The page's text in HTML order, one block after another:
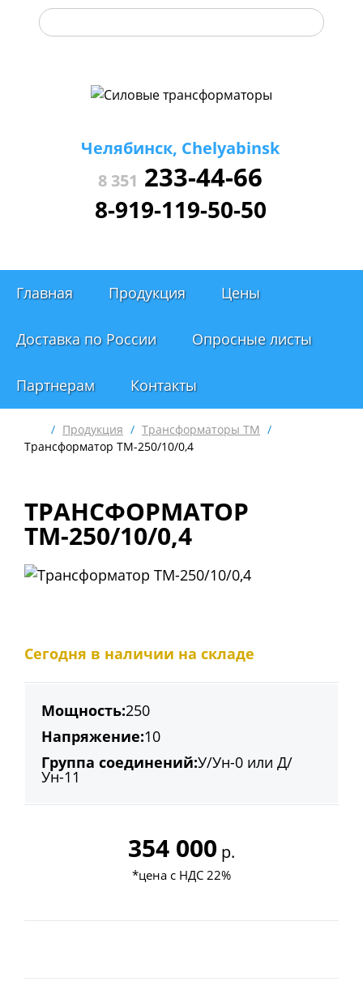
Челябинск, Chelyabinsk
8 351 233-44-66
8-919-119-50-50
Главная Продукция Цены
Доставка по России Опросные листы
Партнерам Контакты
/ Продукция / Трансформаторы ТМ /
Трансформатор ТМ-250/10/0,4
ТРАНСФОРМАТОР
ТМ-250/10/0,4
Сегодня в наличии на складе
Мощность:250
Напряжение:10
Группа соединений:У/Ун-0 или Д/
Ун-11
354 000 р.
*цена с НДС 22%